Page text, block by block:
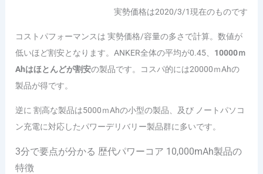
実勢価格は2020/3/1現在のものです
コストパフォーマンスは 実勢価格/容量の多さで計算。数値が
低いほど割安となります。ANKER全体の平均が0.45、 10000ｍ
Ahはほとんどが割安の製品です。コスパ的には20000ｍAhの
製品が得です。
逆に 割高な製品は5000ｍAhの小型の製品、及び ノートパソコ
ン充電に対応したパワーデリバリー製品群に多いです。
3分で要点が分かる 歴代パワーコア 10,000mAh製品の
特徴